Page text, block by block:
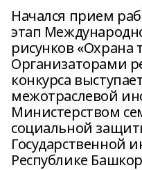
Начался прием
этап
рисунков «Охрана
Организаторами
конкурса
межотраслевой
Министерством
социальной
Государственной
Республике